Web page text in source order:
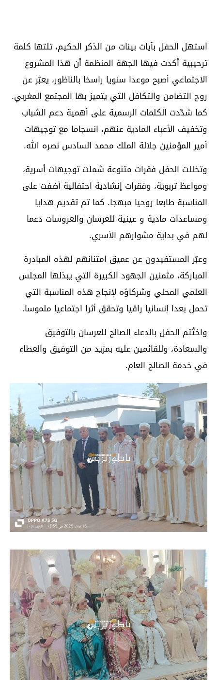
استهل الحفل بآيات بينات من الذكر الحكيم، تلتها كلمة
ترحيبية أكدت فيها الجهة المنظمة أن هذا المشروع
الاجتماعي أصبح موعدا سنويا راسخا بالناظور، يعبّر عن
روح التضامن والتكافل التي يتميز بها المجتمع المغربي.
كما شدّدت الكلمات الرسمية على أهمية دعم الشباب
وتخفيف الأعباء المادية عنهم، انسجاما مع توجيهات
أمير المؤمنين جلالة الملك محمد السادس نصره الله.
وتخللت الحفل فقرات متنوعة شملت توجيهات أسرية،
ومواعظ تربوية، وفقرات إنشادية احتفالية أضفت على
المناسبة طابعا روحيا مبهجا. كما تم تقديم هدايا
ومساعدات مادية و عينية للعرسان والعروسات دعما
لهم في بداية مشوارهم الأسري.
وعبّر المستفيدون عن عميق امتنانهم لهذه المبادرة
المباركة، مثمنين الجهود الكبيرة التي يبذلها المجلس
العلمي المحلي وشركاؤه لإنجاح هذه المناسبة التي
تحمل بعدا إنسانيا راقيا وتحقق أثرا اجتماعيا ملموسا.
واختُتم الحفل بالدعاء الصالح للعرسان بالتوفيق
والسعادة، وللقائمين عليه بمزيد من التوفيق والعطاء
في خدمة الصالح العام.